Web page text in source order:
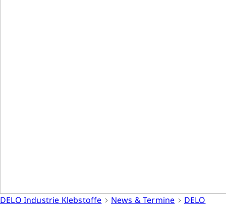
DELO Industrie Klebstoffe News & Termine
DELO